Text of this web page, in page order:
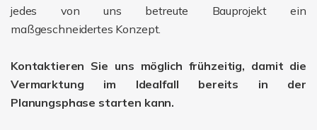
jedes von uns betreute Bauprojekt ein
maßgeschneidertes Konzept.
Kontaktieren Sie uns möglich frühzeitig, damit die
Vermarktung im Idealfall bereits in der
Planungsphase starten kann.